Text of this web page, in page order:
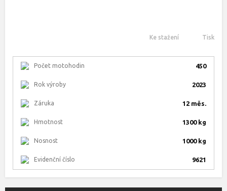
Ke stažení Tisk
Počet motohodin 450
Rok výroby 2023
Záruka 12 měs.
Hmotnost 1300 kg
Nosnost 1000 kg
Evidenční číslo 9621